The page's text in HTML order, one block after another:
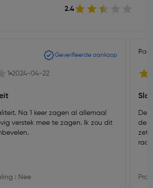
2.4
Geverifieerde aankoop
1 2024-04-22
Na 1 keer zagen al allemaal
mee te zagen. Ik zou dit
: Nee
De
de